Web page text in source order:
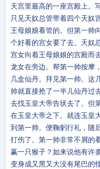
天宫里最高的一座宫殿上。
只见天奴总管带着四个天奴
王母娘娘看管的。但第一帅
个好看的宫女要了去。天奴
宫女向着王母娘娘的宫殿而
龙女在旁边。帮第一帅按摩
几盒仙丹。拜见第一帅。这
帅就直接抢了一半儿仙丹过
去找玉皇大帝告状去了。但
在玉皇大帝之下。就连玉皇
到第一帅。便鞠躬行礼，随
打伤了。第一帅非常不屑的
赢一只猴子？如来说他有许
变身成又黑又大没有尾巴的